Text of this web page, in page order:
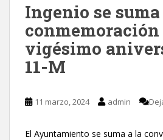
Ingenio se
vigésimo
11-M
11 marzo, 2024 admin
El Ayuntamiento se suma a la